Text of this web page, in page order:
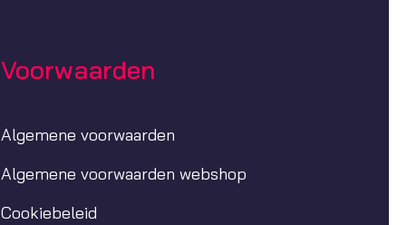
Voorwaarden
Algemene voorwaarden
Algemene voorwaarden webshop
Cookiebeleid